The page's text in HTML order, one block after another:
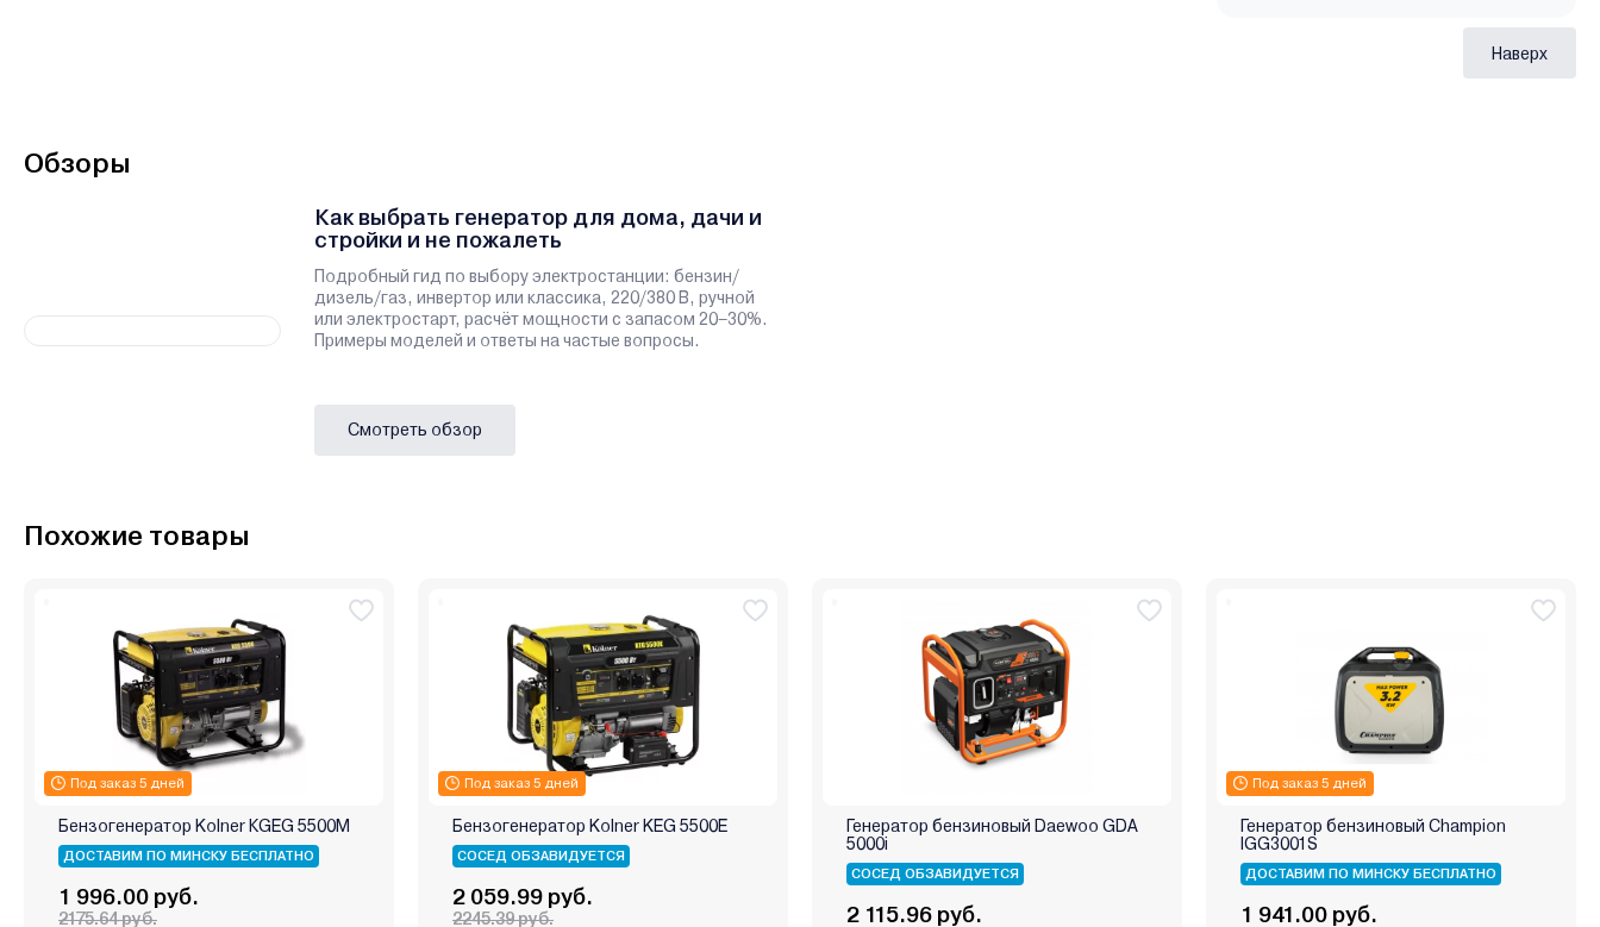
Наверх
Обзоры
Как выбрать генератор для дома, дачи и
стройки и не пожалеть
Подробный гид по выбору электростанции: бензин/
дизель/газ, инвертор или классика, 220/380 В, ручной
или электростарт, расчёт мощности с запасом 20–30%.
Примеры моделей и ответы на частые вопросы.
Смотреть обзор
Похожие товары
Под заказ 5 дней
Бензогенератор Kolner КGEG 5500M
ДОСТАВИМ ПО МИНСКУ БЕСПЛАТНО
1 996.00 руб.
2175.64 руб.
Под заказ 5 дней
Бензогенератор Kolner KEG 5500E
СОСЕД ОБЗАВИДУЕТСЯ
2 059.99 руб.
2245.39 руб.
Генератор бензиновый Daewoo GDA
5000i
СОСЕД ОБЗАВИДУЕТСЯ
2 115.96 руб.
Под заказ 5 дней
Генератор бензиновый Champion
IGG3001S
ДОСТАВИМ ПО МИНСКУ БЕСПЛАТНО
1 941.00 руб.